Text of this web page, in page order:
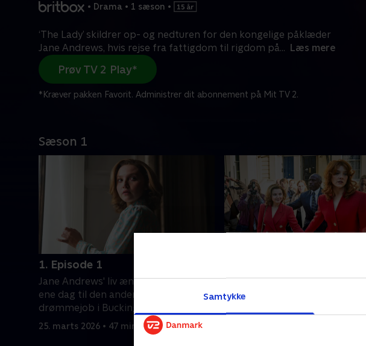
Samtykke
• Drama • 1 sæson •
‘The Lady’ skildrer op- og nedturen for den kongelige påklæder
Jane Andrews, hvis rejse fra fattigdom til rigdom på... Læs mere
Prøv TV 2 Play*
*Kræver pakken Favorit. Administrer dit abonnement på Mit TV 2.
Sæson 1
1. Episode 1
Jane Andrews' liv ændrer sig fra den
ene dag til den anden, da hun får sit
drømmejob i Buckingham Palace.
25. marts 2026 • 47 min
Janes eventyr trues, men den
karismatiske Tommy Cressman